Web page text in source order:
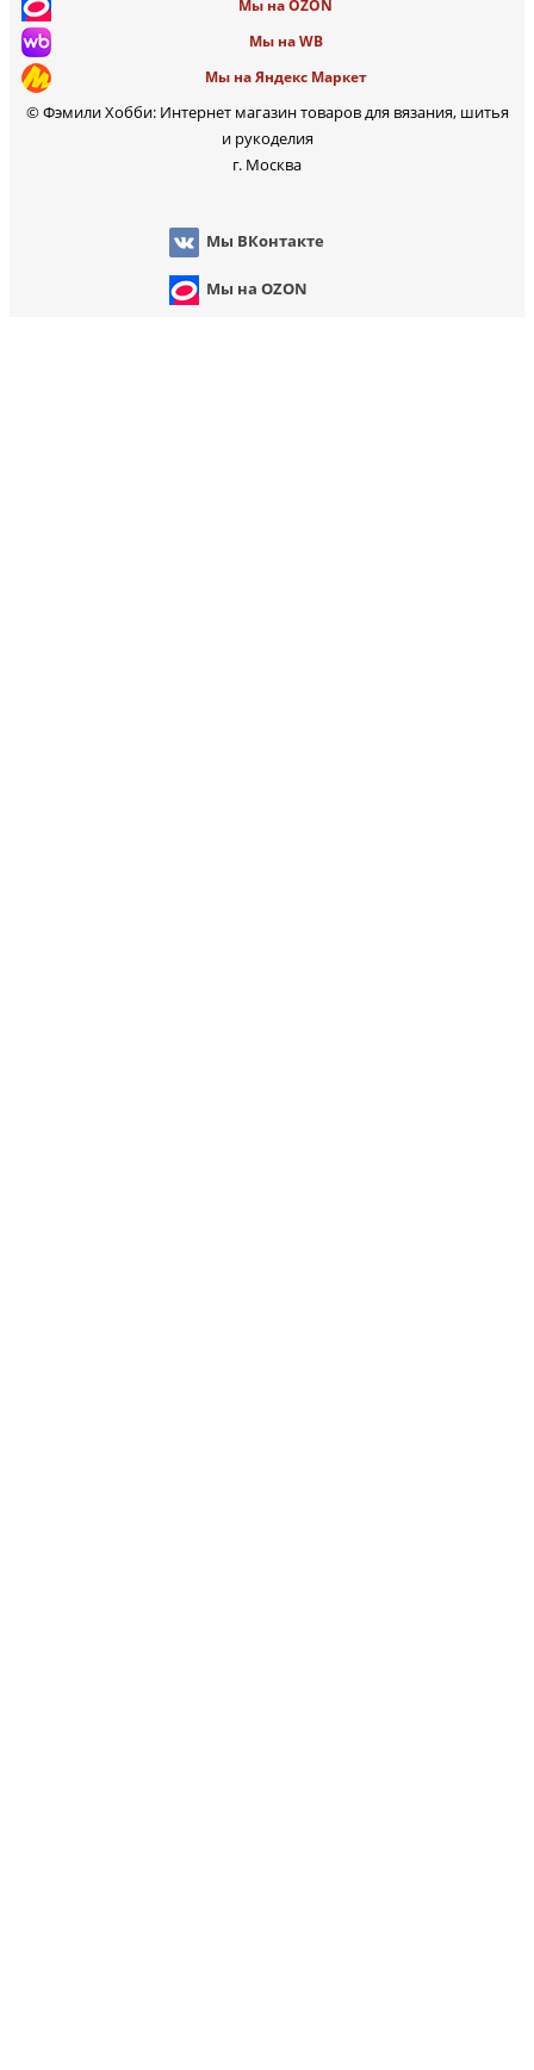
Мы на OZON
Мы на WB
Мы на Яндекс Маркет
© Фэмили Хобби: Интернет магазин товаров для вязания, шитья
и рукоделия
г. Москва
Мы ВКонтакте
Мы на WB